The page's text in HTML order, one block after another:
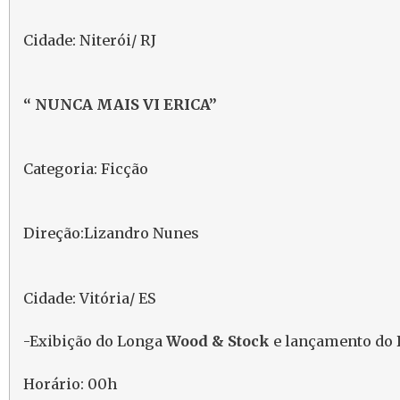
Cidade: Niterói/ RJ
“ NUNCA MAIS VI ERICA”
Categoria: Ficção
Direção:Lizandro Nunes
Cidade: Vitória/ ES
-Exibição do Longa Wood & Stock e lançamento do
Horário: 00h